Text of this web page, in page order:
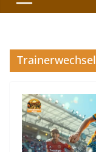
Trainerwechsel